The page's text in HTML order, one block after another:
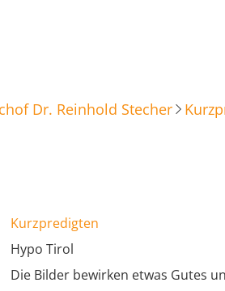
Dr. Reinhold Stecher
Kurzpredigten
Hypo Tirol
Die Bilder bewirken etwas Gutes